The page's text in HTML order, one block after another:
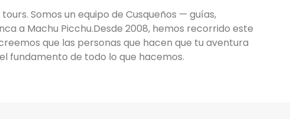
Somos un equipo de Cusqueños — guías,
a Machu Picchu.Desde 2008, hemos recorrido este
que las personas que hacen que tu aventura
fundamento de todo lo que hacemos.